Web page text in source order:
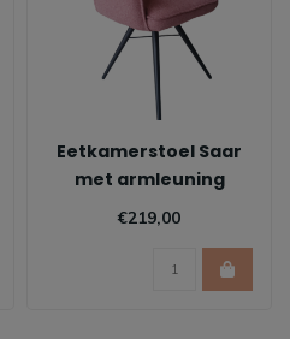
Eetkamerstoel Saar
met armleuning
€219,00